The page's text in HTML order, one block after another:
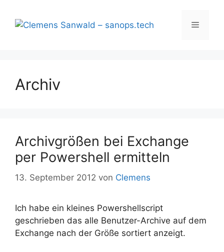
Inhalt
springen
Menü
Archiv
Archivgrößen bei Exchange
per Powershell ermitteln
13. September 2012 von Clemens
Ich habe ein kleines Powershellscript
geschrieben das alle Benutzer-Archive auf dem
Exchange nach der Größe sortiert anzeigt.